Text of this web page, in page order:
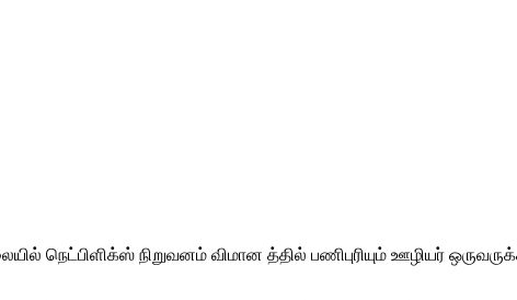
நிறுவனம் விமான த்தில் பணிபுரியும் ஊழியர்